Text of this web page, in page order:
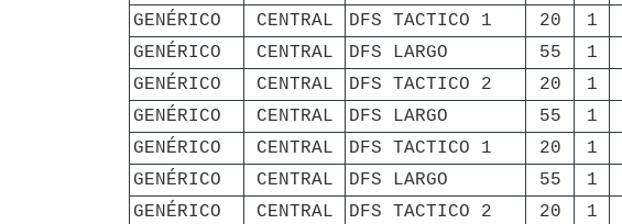
GENÉRICO
CENTRAL DFS TACTICO 1 20 1
GENÉRICO
CENTRAL DFS LARGO 55 1
GENÉRICO
CENTRAL DFS TACTICO 2 20 1
GENÉRICO
CENTRAL DFS LARGO 55 1
GENÉRICO
CENTRAL DFS TACTICO 1 20 1
GENÉRICO
CENTRAL DFS LARGO 55 1
GENÉRICO
CENTRAL DFS TACTICO 2 20 1